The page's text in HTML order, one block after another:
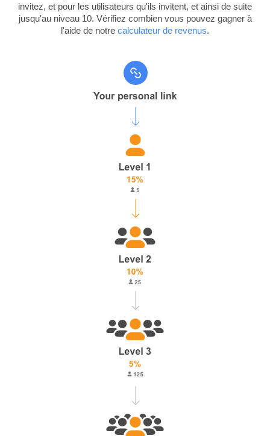
invitez, et pour les utilisateurs qu'ils invitent, et ainsi de suite
jusqu'au niveau 10. Vérifiez combien vous pouvez gagner à
l'aide de notre calculateur de revenus.